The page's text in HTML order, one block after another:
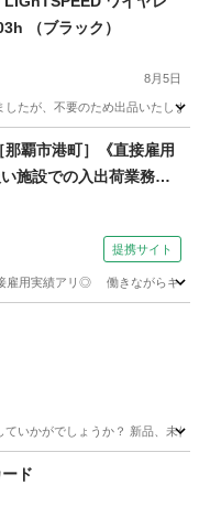
（ブラック）
8月5日
たが、不要のため出品いたし
那覇市港町］《直接雇用
施設での入出荷業務／
場完備
提携サイト
実績アリ◎ 働きながらキャリ
いかがでしょうか？ 新品、未
ド